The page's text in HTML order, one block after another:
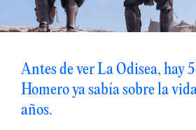
Antes de ver La Odisea, hay 5
Homero ya sabía sobre la
años.